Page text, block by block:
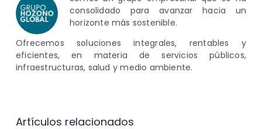
consolidado para avanzar hacia un
horizonte más sostenible.
Ofrecemos soluciones integrales, rentables y
eficientes, en materia de servicios públicos,
infraestructuras, salud y medio ambiente.
Artículos relacionados